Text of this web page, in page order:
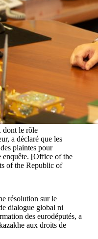
dont le rôle
a déclaré que les
plaintes pour
enquête. [Office of the
of the Republic of
résolution sur le
dialogue global ni
des eurodéputés, a
aux droits de